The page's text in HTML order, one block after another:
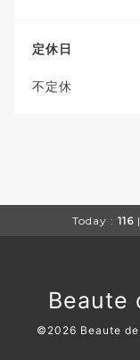
定休日
不定休
Today : 116
Beaute
©2026 Beaute